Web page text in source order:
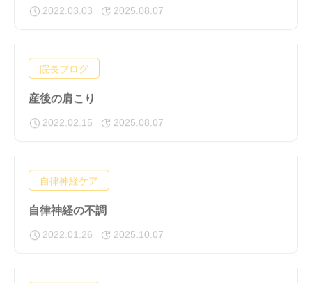
2022.03.03 2025.08.07
院長ブログ
産後の肩こり
2022.02.15 2025.08.07
自律神経ケア
自律神経の不調
2022.01.26 2025.10.07